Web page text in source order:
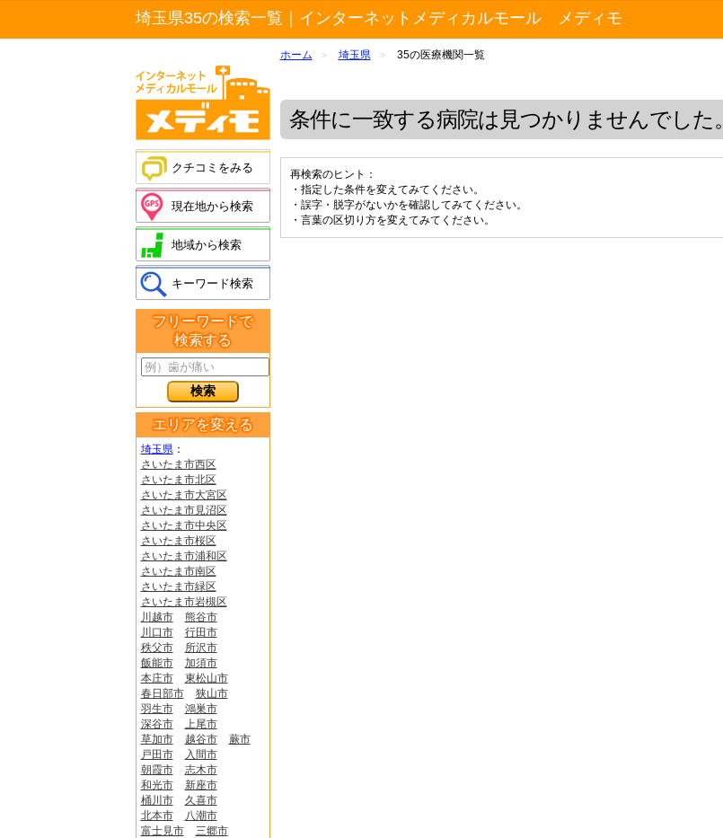
埼玉県35の検索一覧｜インターネットメディカルモール メディモ
クチコミをみる
現在地から検索
地域から検索
キーワード検索
フリーワードで
検索する
エリアを変える
埼玉県：
さいたま市西区
さいたま市北区
さいたま市大宮区
さいたま市見沼区
さいたま市中央区
さいたま市桜区
さいたま市浦和区
さいたま市南区
さいたま市緑区
さいたま市岩槻区
川越市
熊谷市
川口市
行田市
秩父市
所沢市
飯能市
加須市
本庄市
東松山市
春日部市
狭山市
羽生市
鴻巣市
深谷市
上尾市
草加市
越谷市
蕨市
戸田市
入間市
朝霞市
志木市
和光市
新座市
桶川市
久喜市
北本市
八潮市
富士見市
三郷市
ホーム > 埼玉県 > 35の医療機関一覧
条件に一致する病院は見つかりませんでした。
再検索のヒント：
・指定した条件を変えてみてください。
・誤字・脱字がないかを確認してみてください。
・言葉の区切り方を変えてみてください。